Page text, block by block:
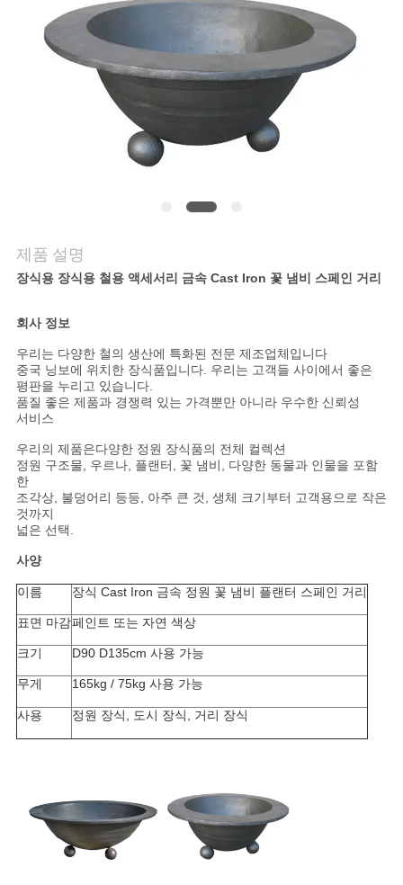
저
희
와
연
락
뉴
스
인
용
을
요
청
하
시
제품 설명
장식용 장식용 철용 액세서리 금속 Cast Iron 꽃 냄비 스페인 거리
회사 정보
우리는 다양한 철의 생산에 특화된 전문 제조업체입니다
중국 닝보에 위치한 장식품입니다. 우리는 고객들 사이에서 좋은
평판을 누리고 있습니다.
품질 좋은 제품과 경쟁력 있는 가격뿐만 아니라 우수한 신뢰성
서비스
우리의 제품은다양한 정원 장식품의 전체 컬렉션
정원 구조물, 우르나, 플랜터, 꽃 냄비, 다양한 동물과 인물을 포함
한
조각상, 불덩어리 등등, 아주 큰 것, 생체 크기부터 고객용으로 작은
것까지
넓은 선택.
사양
이름 장식 Cast Iron 금속 정원 꽃 냄비 플랜터 스페인 거리
표면 마감페인트 또는 자연 색상
크기 D90 D135cm 사용 가능
무게 165kg / 75kg 사용 가능
사용 정원 장식, 도시 장식, 거리 장식